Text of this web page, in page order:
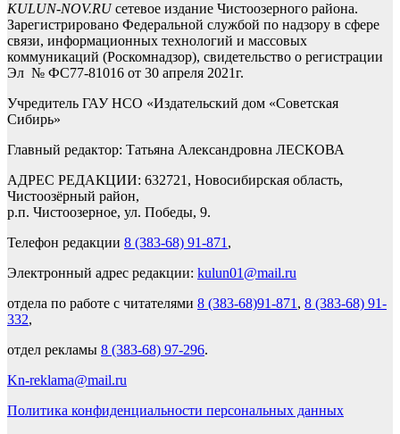
KULUN-NOV.RUсетевое издание Чистоозерного района.
Зарегистрировано Федеральной службой по надзору в сфере
связи, информационных технологий и массовых
коммуникаций (Роскомнадзор), свидетельство о регистрации
Эл № ФС77-81016 от 30 апреля 2021г.
Учредитель ГАУ НСО «Издательский дом «Советская
Сибирь»
Главный редактор: Татьяна Александровна ЛЕСКОВА
АДРЕС РЕДАКЦИИ: 632721, Новосибирская область,
Чистоозёрный район,
р.п. Чистоозерное, ул. Победы, 9.
Телефон редакции 8 (383-68) 91-871 ,
Электронный адрес редакции: kulun01@mail.ru
отдела по работе с читателями 8 (383-68)91-871 , 8 (383-68) 91-
332,
отдел рекламы 8 (383-68) 97-296.
Kn-reklama@mail.ru
Политика конфиденциальности персональных данных